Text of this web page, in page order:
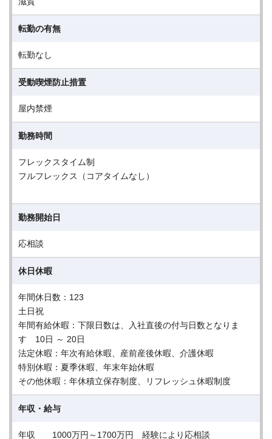
転勤の有無
転勤なし
受動喫煙防止措置
屋内禁煙
勤務時間
フレックスタイム制
フルフレックス（コアタイムなし）
勤務開始日
応相談
休日休暇
年間休日数：123
土日祝
年間有給休暇：下限日数は、入社直後の付与日数となりま
す 10日 ～ 20日
法定休暇：年次有給休暇、産前産後休暇、介護休暇
特別休暇：夏季休暇、年末年始休暇
その他休暇：年休積立保存制度、リフレッシュ休暇制度
年収・給与
年収 1000万円～1700万円 経験により応相談